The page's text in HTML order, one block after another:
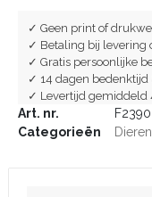
✓ Geen print of
✓ Betaling bij levering
✓ Gratis persoonlijke
✓ 14 dagen bedenktijd
✓ Levertijd gemiddeld
Art. nr.
F2390
Categorieën